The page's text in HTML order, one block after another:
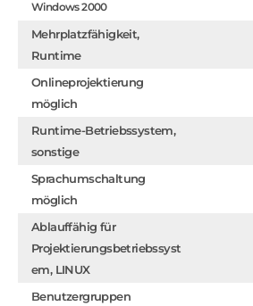
Windows 2000
Mehrplatzfähigkeit,
Runtime
Onlineprojektierung
möglich
Runtime-Betriebssystem,
sonstige
Sprachumschaltung
möglich
Ablauffähig für
Projektierungsbetriebssyst
em, LINUX
Benutzergruppen